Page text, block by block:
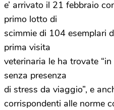
e’ arrivato il 21 febbraio
primo lotto di
scimmie di 104 esemplari
prima visita
veterinaria le ha trovate
senza presenza
di stress da viaggio”, e
corrispondenti alle norme